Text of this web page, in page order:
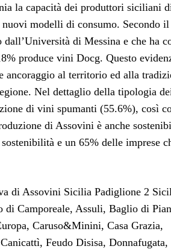
la capacità dei produttori siciliani
modelli di consumo. Secondo
dall’Università di Messina e che ha
produce vini Docg. Questo
al territorio ed alla
Nel dettaglio della tipologia
di vini spumanti (55.6%), così
di Assovini è anche
e un 65% delle imprese
di Assovini Sicilia Padiglione 2
di Camporeale, Assuli, Baglio di
Caruso&Minini, Casa Grazia,
Feudo Disisa, Donnafugata,